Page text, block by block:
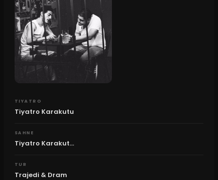
TIYATRO
Tiyatro Karakutu
SAHNE
Tiyatro Karakut...
TUR
Trajedi & Dram